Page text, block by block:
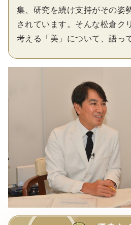
集、研究を続け支持がその姿
されています。そんな松倉ク
考える「美」について、語っ